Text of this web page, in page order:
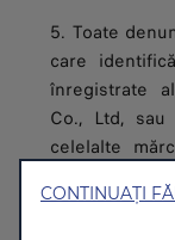
5. Toate
care
înregistrate
Co., Ltd, sau
celelalte
utilizate în
CONTINUAȚI